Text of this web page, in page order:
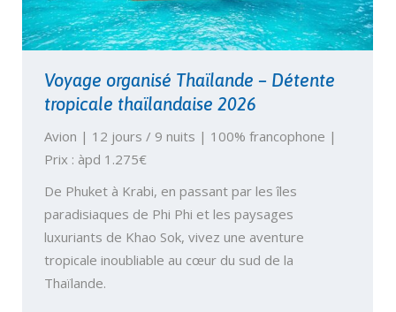
Voyage organisé Thaïlande – Détente
tropicale thaïlandaise 2026
Avion | 12 jours / 9 nuits | 100% francophone |
Prix : àpd 1.275€
De Phuket à Krabi, en passant par les îles
paradisiaques de Phi Phi et les paysages
luxuriants de Khao Sok, vivez une aventure
tropicale inoubliable au cœur du sud de la
Thaïlande.